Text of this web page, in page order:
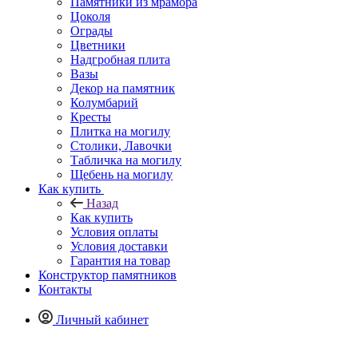
Цоколя
Ограды
Цветники
Надгробная плита
Вазы
Декор на памятник
Колумбарий
Кресты
Плитка на могилу
Столики, Лавочки
Табличка на могилу
Щебень на могилу
Как купить
Назад
Как купить
Условия оплаты
Условия доставки
Гарантия на товар
Конструктор памятников
Контакты
Личный кабинет